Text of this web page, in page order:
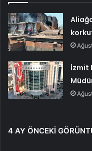
İzmit
4 AY ÖNCEKİ